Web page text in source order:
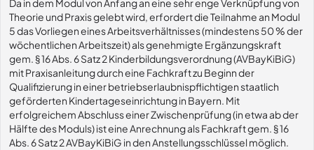
Da in dem Modul von Anfang an eine sehr enge Verknüpfung von
Theorie und Praxis gelebt wird, erfordert die Teilnahme an Modul
5 das Vorliegen eines Arbeitsverhältnisses (mindestens 50 % der
wöchentlichen Arbeitszeit) als genehmigte Ergänzungskraft
gem. § 16 Abs. 6 Satz 2 Kinderbildungsverordnung (AVBayKiBiG)
mit Praxisanleitung durch eine Fachkraft zu Beginn der
Qualifizierung in einer betriebserlaubnispflichtigen staatlich
geförderten Kindertageseinrichtung in Bayern. Mit
erfolgreichem Abschluss einer Zwischenprüfung (in etwa ab der
Hälfte des Moduls) ist eine Anrechnung als Fachkraft gem. § 16
Abs. 6 Satz 2 AVBayKiBiG in den Anstellungsschlüssel möglich.